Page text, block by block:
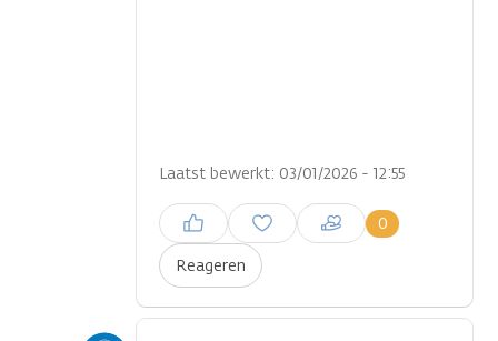
Laatst bewerkt: 03/01/2026 - 12:55
Reageren
0
Inloggen om een reactie te
plaatsen